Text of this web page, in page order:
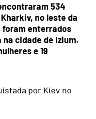
534
no leste da
foram enterrados
cidade de Izium.
e 19
por Kiev no